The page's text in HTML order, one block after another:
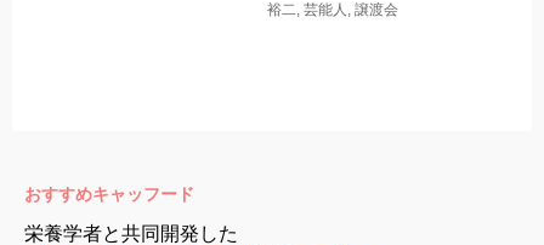
裕二, 芸能人 , 譲渡会
おすすめキャッフード
栄養学者と共同開発した